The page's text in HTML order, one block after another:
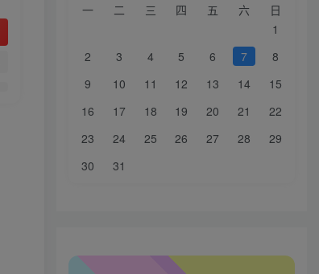
一 二 三 四 五 六
日
1
2
3 4 5 6 7
8
9
10 11 12 13 14
15
16
17 18 19 20 21
22
23
24 25 26 27 28
29
30
31